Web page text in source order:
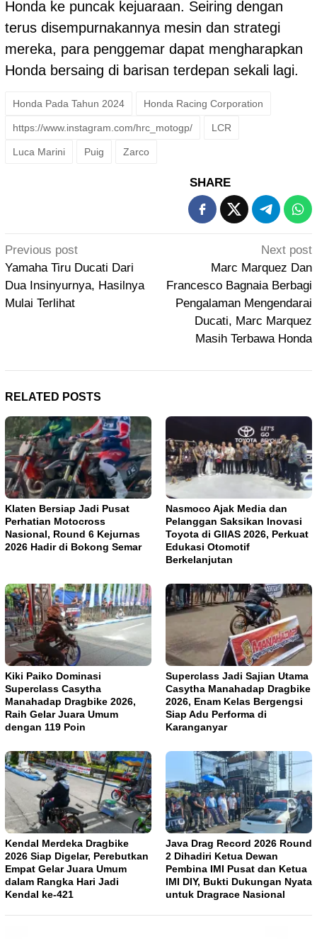
Honda ke puncak kejuaraan. Seiring dengan
terus disempurnakannya mesin dan strategi
mereka, para penggemar dapat mengharapkan
Honda bersaing di barisan terdepan sekali lagi.
Honda Pada Tahun 2024 Honda Racing Corporation
https://www.instagram.com/hrc_motogp/ LCR
Luca Marini Puig Zarco
SHARE
Post
navigation
Previous post
Yamaha Tiru Ducati Dari
Dua Insinyurnya, Hasilnya
Mulai Terlihat
Next post
Marc Marquez Dan
Francesco Bagnaia Berbagi
Pengalaman Mengendarai
Ducati, Marc Marquez
Masih Terbawa Honda
RELATED POSTS
Klaten Bersiap Jadi Pusat
Perhatian Motocross
Nasional, Round 6 Kejurnas
2026 Hadir di Bokong Semar
Nasmoco Ajak Media dan
Pelanggan Saksikan Inovasi
Toyota di GIIAS 2026, Perkuat
Edukasi Otomotif
Berkelanjutan
Kiki Paiko Dominasi
Superclass Casytha
Manahadap Dragbike 2026,
Raih Gelar Juara Umum
dengan 119 Poin
Superclass Jadi Sajian Utama
Casytha Manahadap Dragbike
2026, Enam Kelas Bergengsi
Siap Adu Performa di
Karanganyar
Kendal Merdeka Dragbike
2026 Siap Digelar, Perebutkan
Empat Gelar Juara Umum
dalam Rangka Hari Jadi
Kendal ke-421
Java Drag Record 2026 Round
2 Dihadiri Ketua Dewan
Pembina IMI Pusat dan Ketua
IMI DIY, Bukti Dukungan Nyata
untuk Dragrace Nasional